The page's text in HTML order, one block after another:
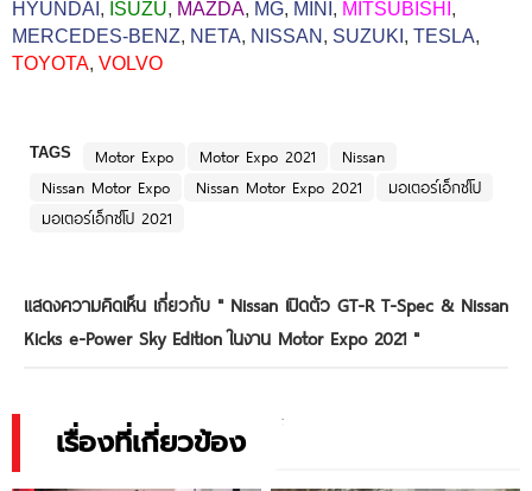
HYUNDAI , ISUZU, MAZDA, MG, MINI , MITSUBISHI ,
MERCEDES-BENZ, NETA, NISSAN , SUZUKI , TESLA,
TOYOTA, VOLVO
TAGS Motor Expo Motor Expo 2021
Nissan
Nissan Motor Expo
Nissan Motor Expo 2021
มอเตอร์เอ็กซ์โป
มอเตอร์เอ็กซ์โป 2021
แสดงความคิดเห็น เกี่ยวกับ " Nissan เปิดตัว GT-R T-Spec & Nissan
Kicks e-Power Sky Edition ในงาน Motor Expo 2021 "
เรื่องที่เกี่ยวข้อง